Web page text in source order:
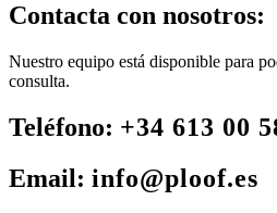
Contacta con nosotros:
Nuestro equipo está disponible para
consulta.
Teléfono: +34 613 00
Email: info@ploof.es